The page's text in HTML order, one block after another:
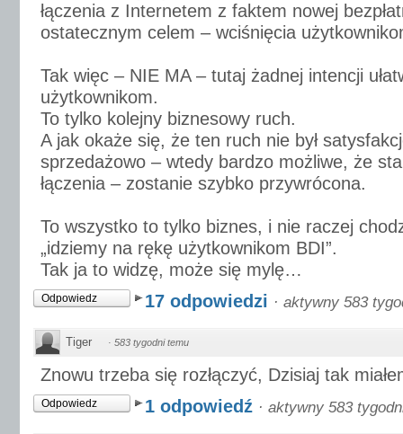
łączenia z Internetem z faktem nowej
ostatecznym celem – wciśnięcia
Tak więc – NIE MA – tutaj żadnej intencji
użytkownikom.
To tylko kolejny biznesowy ruch.
A jak okaże się, że ten ruch nie był
sprzedażowo – wtedy bardzo możliwe, że
łączenia – zostanie szybko przywrócona.
To wszystko to tylko biznes, i nie raczej
„idziemy na rękę użytkownikom BDI”.
Tak ja to widzę, może się mylę…
Odpowiedz 17 odpowiedzi · aktywny 583
Tiger · 583 tygodni temu
Znowu trzeba się rozłączyć, Dzisiaj tak
Odpowiedz 1 odpowiedź · aktywny 583